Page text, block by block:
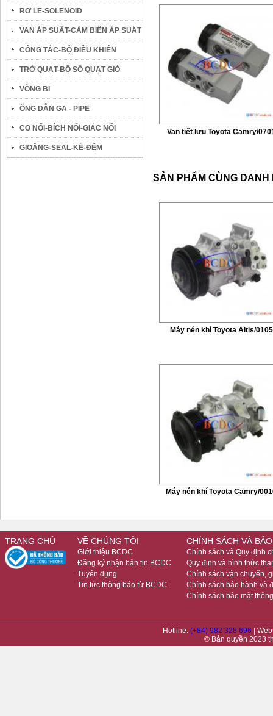
RƠ LE-SOLENOID
VAN ÁP SUẤT-CẢM BIẾN ÁP SUẤT
CÔNG TẮC-BỘ ĐIỀU KHIỂN
TRỞ QUẠT-BỘ SỐ QUẠT GIÓ
VÒNG BI
ỐNG DẪN GA - PIPE
CO NỐI-BÍCH NỐI-GIẮC NỐI
GIOĂNG-SEAL-KÊ-ĐỆM
Van tiết lưu Toyota Camry/
SẢN PHẨM CÙNG
Máy nén khí Toyota Altis/0105
Máy nén khí Toyota Camry/
TRANG CHỦ VỀ CHÚNG TÔI
Giới thiệu BCDC
Đăng ký nhận bản tin BCDC
Tuyển dụng
Tin tức thông báo từ BCDC
CHÍNH SÁCH VÀ
Chính sách và Quy định
Quy định và hình thức
Chính sách vận chuyển,
Chính sách bảo hành và
Chính sách bảo mật
Hotline: (+84) 982 328 696
|
© Bản quyền 2023